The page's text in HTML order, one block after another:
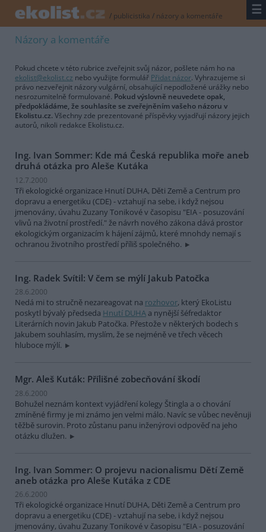
/ publicistika / názory a komentáře ☰
Názory a komentáře
Pokud chcete v této rubrice zveřejnit svůj názor, pošlete nám ho na
ekolist@ekolist.cz nebo využijte formulář Přidat názor. Vyhrazujeme si
právo nezveřejnit názory vulgární, obsahující nepodložené urážky nebo
nesrozumitelně formulované. Pokud výslovně neuvedete opak,
předpokládáme, že souhlasíte se zveřejněním vašeho názoru v
Ekolistu.cz. Všechny zde prezentované příspěvky vyjadřují názory jejich
autorů, nikoli redakce Ekolistu.cz.
Ing. Ivan Sommer: Kde má Česká republika moře aneb
druhá otázka pro Aleše Kutáka
12.7.2000
Tři ekologické organizace Hnutí DUHA, Děti Země a Centrum pro
dopravu a energetiku (CDE) - vztahují na sebe, i když nejsou
jmenovány, úvahu Zuzany Tonikové v časopisu "EIA - posuzování
vlivů na životní prostředí." že návrh nového zákona dává prostor
ekologickým organizacím k hájení zájmů, které mnohdy nemají s
ochranou životního prostředí příliš společného.
Ing. Radek Svítil: V čem se mýlí Jakub Patočka
28.6.2000
Nedá mi to stručně nezareagovat na rozhovor, který EkoListu
poskytl bývalý předseda Hnutí DUHA a nynější šéfredaktor
Literárních novin Jakub Patočka. Přestože v některých bodech s
Jakubem souhlasím, myslím, že se nejméně ve třech věcech
hluboce mýlí.
Mgr. Aleš Kuták: Přílišné zobecňování škodí
28.6.2000
Bohužel neznám kontext vyjádření kolegy Štingla a o chování
zmíněné firmy je mi známo jen velmi málo. Navíc se vůbec nevěnuji
těžbě surovin. Proto zůstanu panu inženýrovi odpověď na jeho
otázku dlužen.
Ing. Ivan Sommer: O projevu nacionalismu Dětí Země
aneb otázka pro Aleše Kutáka z CDE
26.6.2000
Tři ekologické organizace Hnutí DUHA, Děti Země a Centrum pro
dopravu a energetiku (CDE) - vztahují na sebe, i když nejsou
jmenovány, úvahu Zuzany Tonikové v časopisu "EIA - posuzování